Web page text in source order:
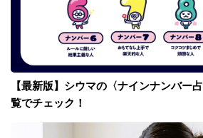
【最新版】シウマの〈ナインナンバー
覧でチェック！